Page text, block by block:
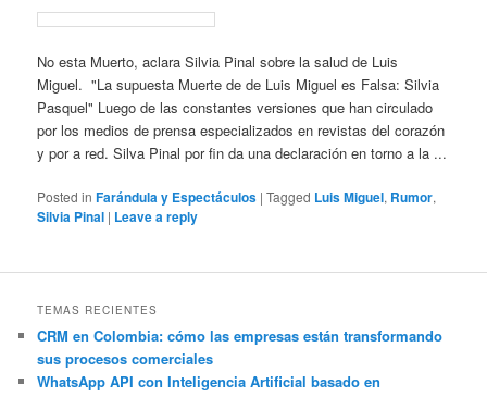
No esta Muerto, aclara Silvia Pinal sobre la salud de Luis
Miguel. "La supuesta Muerte de de Luis Miguel es Falsa: Silvia
Pasquel" Luego de las constantes versiones que han circulado
por los medios de prensa especializados en revistas del corazón
y por a red. Silva Pinal por fin da una declaración en torno a la ...
Posted in Farándula y Espectáculos |Tagged Luis Miguel, Rumor,
Silvia Pinal | Leave a reply
TEMAS RECIENTES
CRM en Colombia: cómo las empresas están transformando
sus procesos comerciales
WhatsApp API con Inteligencia Artificial basado en